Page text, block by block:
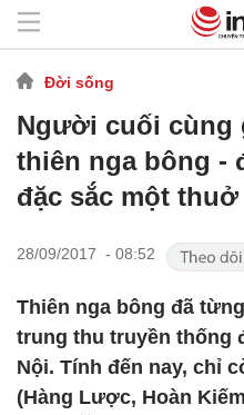
Đời sống
Người cuối cùng
thiên nga bông -
đặc sắc một thuở
28/09/2017 - 08:52
Thiên nga bông đã
trung thu truyền thống
Nội. Tính đến nay, chỉ
(Hàng Lược, Hoàn